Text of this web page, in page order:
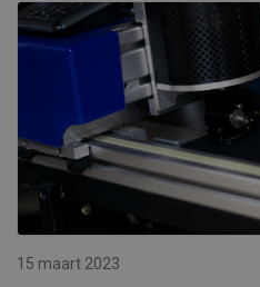
15 maart 2023